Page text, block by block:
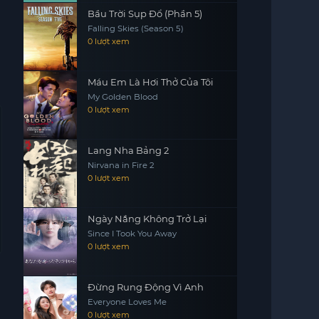
Bầu Trời Sụp Đổ (Phần 5)
Falling Skies (Season 5)
0 lượt xem
Máu Em Là Hơi Thở Của Tôi
My Golden Blood
0 lượt xem
Lang Nha Bảng 2
Nirvana in Fire 2
0 lượt xem
Ngày Nắng Không Trở Lại
Since I Took You Away
0 lượt xem
Đừng Rung Động Vì Anh
Everyone Loves Me
0 lượt xem